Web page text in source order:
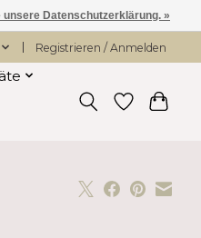
Registrieren / Anmelden
Datenschutzerklärung. »